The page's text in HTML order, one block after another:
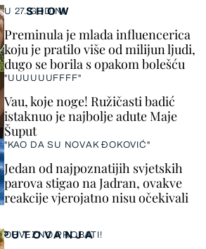
SHOW
U 27. GODINI
Preminula je mlada influencerica
koju je pratilo više od milijun ljudi,
dugo se borila s opakom bolešću
"UUUUUUFFFF"
Vau, koje noge! Ružičasti badić
istaknuo je najbolje adute Maje
Šuput
"KAO DA SU NOVAK ĐOKOVIĆ"
Jedan od najpoznatijih svjetskih
parova stigao na Jadran, ovakve
reakcije vjerojatno nisu očekivali
PUTOVANJA
OBVEZNO PROBATI!